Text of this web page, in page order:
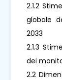
2.1.2
globale
2033
2.1.3
dei
2.2